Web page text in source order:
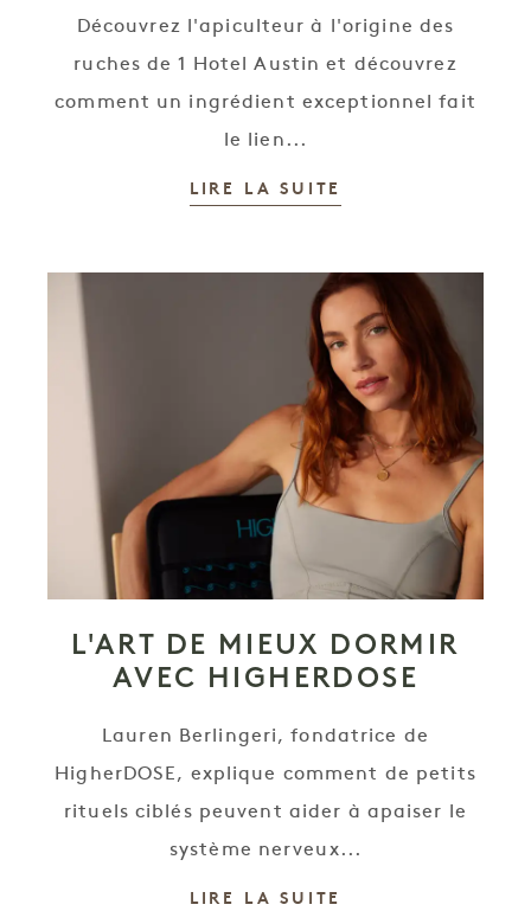
Découvrez l'apiculteur à l'origine des
ruches de 1 Hotel Austin et découvrez
comment un ingrédient exceptionnel fait
le lien...
LIRE LA SUITE
L'ART DE MIEUX DORMIR
AVEC HIGHERDOSE
Lauren Berlingeri, fondatrice de
HigherDOSE, explique comment de petits
rituels ciblés peuvent aider à apaiser le
système nerveux...
LIRE LA SUITE